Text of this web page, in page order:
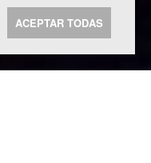
ACEPTAR TODAS